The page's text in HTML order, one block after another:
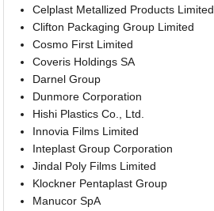
Celplast Metallized Products Limited
Clifton Packaging Group Limited
Cosmo First Limited
Coveris Holdings SA
Darnel Group
Dunmore Corporation
Hishi Plastics Co., Ltd.
Innovia Films Limited
Inteplast Group Corporation
Jindal Poly Films Limited
Klockner Pentaplast Group
Manucor SpA